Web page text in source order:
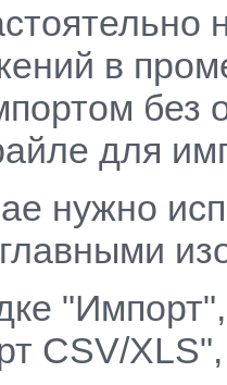
в
без
для
нужно
CSV/